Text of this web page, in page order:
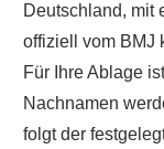
Deutschland, mit
offiziell vom BMJ
Für Ihre Ablage
Nachnamen
folgt der